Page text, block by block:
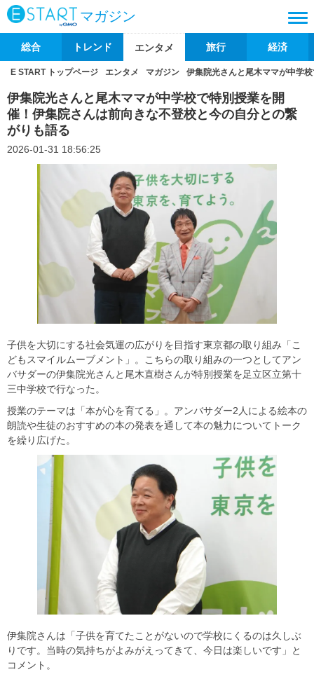
マガジン
総合 トレンド エンタメ 旅行 経済
E START トップページ エンタメ マガジン 伊集院光さんと尾木ママが中学
伊集院光さんと尾木ママが中学校で特別授業を開
催！伊集院さんは前向きな不登校と今の自分との繋
がりも語る
2026-01-31 18:56:25
子供を大切にする社会気運の広がりを目指す東京都の取り組み「こ
どもスマイルムーブメント」。こちらの取り組みの一つとしてアン
バサダーの伊集院光さんと尾木直樹さんが特別授業を足立区立第十
三中学校で行なった。
授業のテーマは「本が心を育てる」。アンバサダー2人による絵本の
朗読や生徒のおすすめの本の発表を通して本の魅力についてトーク
を繰り広げた。
伊集院さんは「子供を育てたことがないので学校にくるのは久しぶ
りです。当時の気持ちがよみがえってきて、今日は楽しいです」と
コメント。